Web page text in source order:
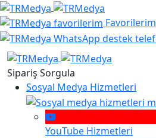
Favorilerim
Sipariş Sorgula
Sosyal Medya Hizmetleri
YouTube Hizmetleri